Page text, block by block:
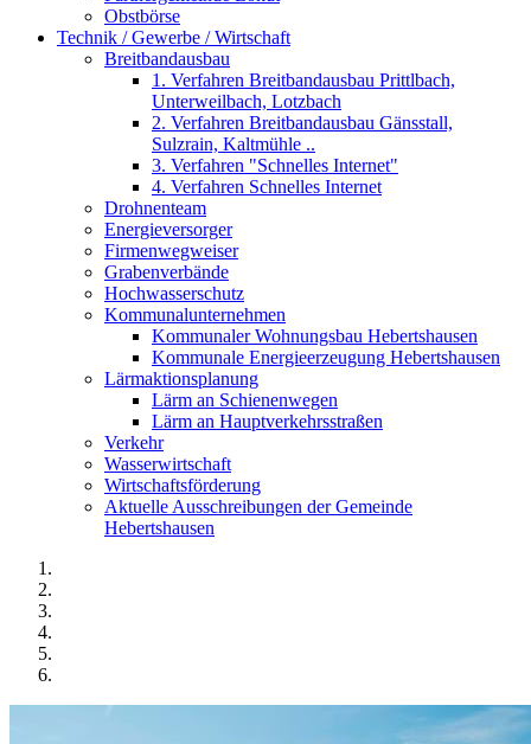
Obstbörse
Technik / Gewerbe / Wirtschaft
Breitbandausbau
1. Verfahren Breitbandausbau Prittlbach,
Unterweilbach, Lotzbach
2. Verfahren Breitbandausbau Gänsstall,
Sulzrain, Kaltmühle ..
3. Verfahren "Schnelles Internet"
4. Verfahren Schnelles Internet
Drohnenteam
Energieversorger
Firmenwegweiser
Grabenverbände
Hochwasserschutz
Kommunalunternehmen
Kommunaler Wohnungsbau Hebertshausen
Kommunale Energieerzeugung Hebertshausen
Lärmaktionsplanung
Lärm an Schienenwegen
Lärm an Hauptverkehrsstraßen
Verkehr
Wasserwirtschaft
Wirtschaftsförderung
Aktuelle Ausschreibungen der Gemeinde
Hebertshausen